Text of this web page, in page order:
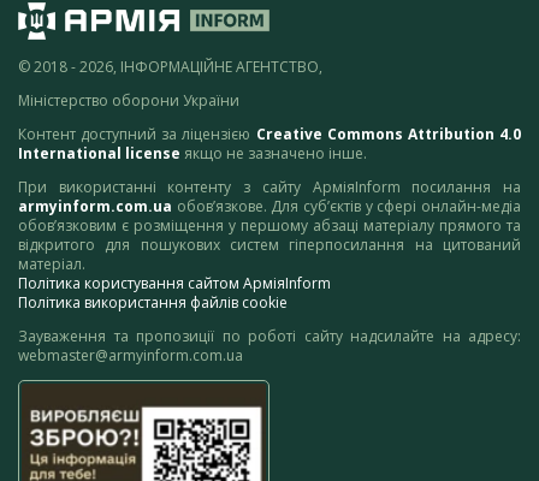
© 2018 - 2026, ІНФОРМАЦІЙНЕ АГЕНТСТВО,
Міністерство оборони України
Контент доступний за ліцензією Creative Commons Attribution 4.0
International license якщо не зазначено інше.
При використанні контенту з сайту АрміяInform посилання на
armyinform.com.ua обов’язкове. Для суб’єктів у сфері онлайн-медіа
обов’язковим є розміщення у першому абзаці матеріалу прямого та
відкритого для пошукових систем гіперпосилання на цитований
матеріал.
Політика користування сайтом АрміяInform
Політика використання файлів cookie
Зауваження та пропозиції по роботі сайту надсилайте на адресу:
webmaster@armyinform.com.ua